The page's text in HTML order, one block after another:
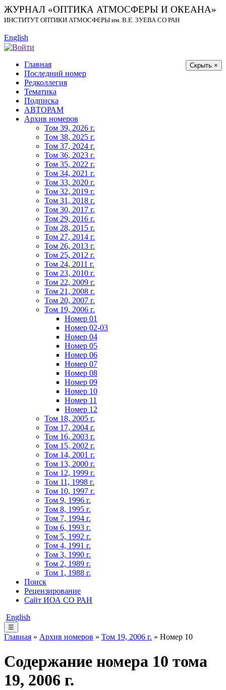
ЖУРНАЛ «ОПТИКА АТМОСФЕРЫ И ОКЕАНА»
ИНСТИТУТ ОПТИКИ АТМОСФЕРЫ им. В.Е. ЗУЕВА СО РАН
English
Скрыть ×
Главная
Последний номер
Редколлегия
Тематика
Подписка
АВТОРАМ
Архив номеров
Том 39, 2026 г.
Том 38, 2025 г.
Том 37, 2024 г.
Том 36, 2023 г.
Том 35, 2022 г.
Том 34, 2021 г.
Том 33, 2020 г.
Том 32, 2019 г.
Том 31, 2018 г.
Том 30, 2017 г.
Том 29, 2016 г.
Том 28, 2015 г.
Том 27, 2014 г.
Том 26, 2013 г.
Том 25, 2012 г.
Том 24, 2011 г.
Том 23, 2010 г.
Том 22, 2009 г.
Том 21, 2008 г.
Том 20, 2007 г.
Том 19, 2006 г.
Номер 01
Номер 02-03
Номер 04
Номер 05
Номер 06
Номер 07
Номер 08
Номер 09
Номер 10
Номер 11
Номер 12
Том 18, 2005 г.
Том 17, 2004 г.
Том 16, 2003 г.
Том 15, 2002 г.
Том 14, 2001 г.
Том 13, 2000 г.
Том 12, 1999 г.
Том 11, 1998 г.
Том 10, 1997 г.
Том 9, 1996 г.
Том 8, 1995 г.
Том 7, 1994 г.
Том 6, 1993 г.
Том 5, 1992 г.
Том 4, 1991 г.
Том 3, 1990 г.
Том 2, 1989 г.
Том 1, 1988 г.
Поиск
Рецензирование
Сайт ИОА СО РАН
English
☰
Главная » Архив номеров » Том 19, 2006 г. » Номер 10
Содержание номера 10 тома
19, 2006 г.